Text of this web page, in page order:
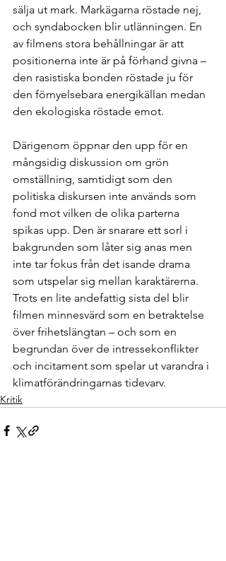
sälja ut mark. Markägarna röstade nej,
och syndabocken blir utlänningen. En
av filmens stora behållningar är att
positionerna inte är på förhand givna –
den rasistiska bonden röstade ju för
den förnyelsebara energikällan medan
den ekologiska röstade emot.
Därigenom öppnar den upp för en
mångsidig diskussion om grön
omställning, samtidigt som den
politiska diskursen inte används som
fond mot vilken de olika parterna
spikas upp. Den är snarare ett sorl i
bakgrunden som låter sig anas men
inte tar fokus från det isande drama
som utspelar sig mellan karaktärerna.
Trots en lite andefattig sista del blir
filmen minnesvärd som en betraktelse
över frihetslängtan – och som en
begrundan över de intressekonflikter
och incitament som spelar ut varandra i
klimatförändringarnas tidevarv.
Kritik